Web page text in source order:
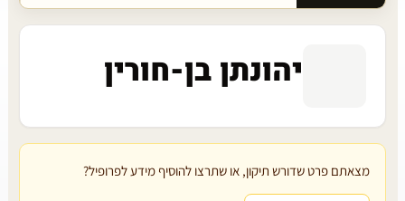
יהונתן בן-חורין
מצאתם פרט שדורש תיקון, או שתרצו להוסיף מידע לפרופיל?